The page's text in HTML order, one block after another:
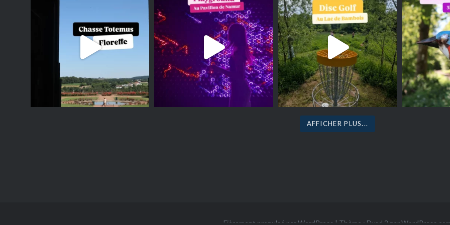
AFFICHER PLUS...
Fièrement propulsé par WordPress | Thème : Dyad 2 par